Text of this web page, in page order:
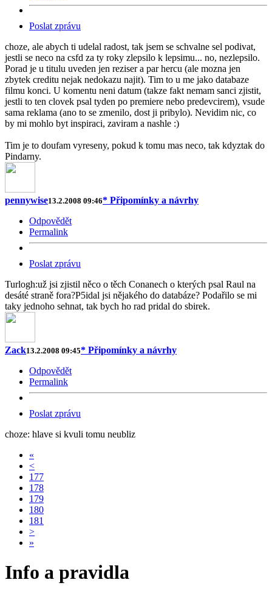
Poslat zprávu
choze, ale abych ti udelal radost, tak jsem se schvalne sel podivat,
jestli se neco na csfd za ty roky zlepsilo k lepsimu... no, nezlepsilo.
Porad je u titulu uveden jen reziser a par hercu (ale mozna jen
zbytek creditu nejak nedokazu najit). Tim to u me jako databaze
filmu konci. U komentu neni datum (takze fakt nemam sanci zjistit,
jestli to ten clovek psal tyden po premiere nebo predevcirem), vsude
sama reklama (ano to se zmenilo, dost ji pribylo). Nevidim nic, co
by mi mohlo byt inspiraci, zaviram a nashle :)
Tim je to doufam vyreseny, pokud k tomu mas neco, tak kdyztak do
Pindarny.
pennywise13.2.2008 09:46* Připomínky a návrhy
Odpovědět
Permalink
Poslat zprávu
Turlogh:už jsi zjistil něco o těch Conanech o kterých psal Raul na
desáté straně fora?P5idal jsi nějakého do databáze? Podařilo se mi
taky jednoho sehnat, tak bych ho rad pridal do sbirek.
Zack13.2.2008 09:45* Připomínky a návrhy
Odpovědět
Permalink
Poslat zprávu
choze: hlave si kvuli tomu neubliz
«
<
177
178
179
180
181
>
»
Info a pravidla